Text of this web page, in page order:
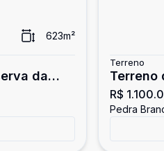
623m²
da
Terreno
Terreno
Pedra
R$
Pedra